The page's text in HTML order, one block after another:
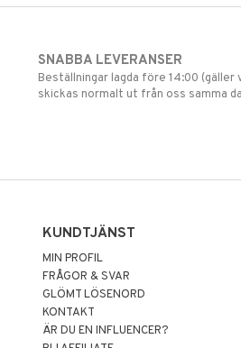
SNABBA LEVERANSER
Beställningar lagda före 14:00 (gäller
skickas normalt ut från oss samma
KUNDTJÄNST
MIN PROFIL
FRÅGOR & SVAR
GLÖMT LÖSENORD
KONTAKT
ÄR DU EN INFLUENCER?